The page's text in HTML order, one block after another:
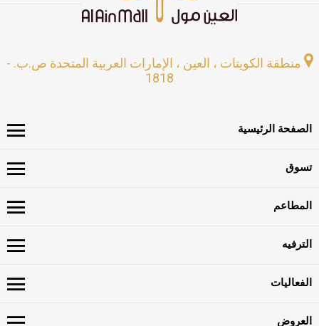
منطقة الكويتات ، العين ، الإمارات العربية المتحدة ص.ب. -
1818
الصفحة الرئيسية
تسوق
المطاعم
الترفيه
الفعاليات
العروض